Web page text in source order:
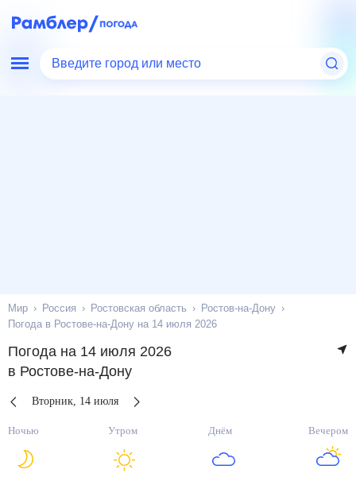
Введите город или место
Мир Россия Ростовская область
Ростов-на-Дону
Погода в Ростове-на-Дону на 14 июля 2026
Погода на 14 июля 2026
в Ростове-на-Дону
Вторник 14 июля
Ночью Утром Днём Вечером